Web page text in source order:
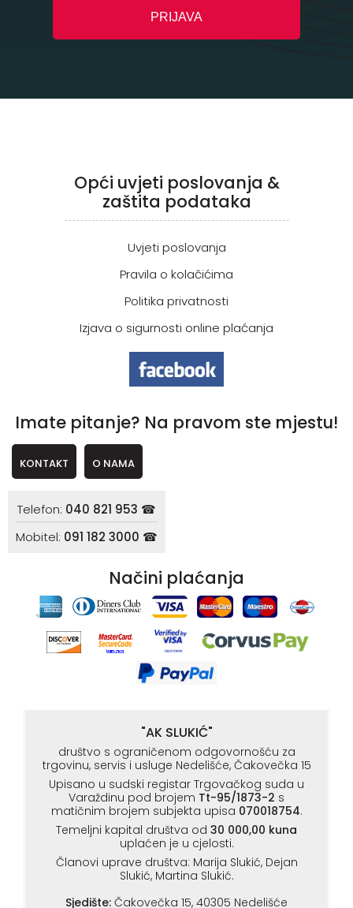
Opći uvjeti poslovanja &
zaštita podataka
Uvjeti poslovanja
Pravila o kolačićima
Politika privatnosti
Izjava o sigurnosti online plaćanja
Imate pitanje? Na pravom ste mjestu!
KONTAKT O NAMA
Telefon: 040 821 953 ☎
Mobitel: 091 182 3000 ☎
Načini plaćanja
"AK SLUKIĆ"
društvo s ograničenom odgovornošću za
trgovinu, servis i usluge Nedelišće, Čakovečka 15
Upisano u sudski registar Trgovačkog suda u
Varaždinu pod brojem Tt-95/1873-2 s
matičnim brojem subjekta upisa 070018754.
Temeljni kapital društva od 30 000,00 kuna
uplaćen je u cjelosti.
Članovi uprave društva: Marija Slukić, Dejan
Slukić, Martina Slukić.
Sjedište: Čakovečka 15, 40305 Nedelišće